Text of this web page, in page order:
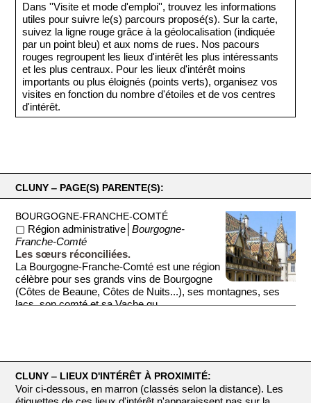
Dans ''Visite et mode d'emploi'', trouvez les informations
utiles pour suivre le(s) parcours proposé(s). Sur la carte,
suivez la ligne rouge grâce à la géolocalisation (indiquée
par un point bleu) et aux noms de rues. Nos pacours
rouges regroupent les lieux d'intérêt les plus intéressants
et les plus centraux. Pour les lieux d'intérêt moins
importants ou plus éloignés (points verts), organisez vos
visites en fonction du nombre d'étoiles et de vos centres
d'intérêt.
CLUNY ‒ PAGE(S) PARENTE(S):
BOURGOGNE-FRANCHE-COMTÉ
▢ Région administrative│Bourgogne-
Franche-Comté
Les sœurs réconciliées.
La Bourgogne-Franche-Comté est une région
célèbre pour ses grands vins de Bourgogne
(Côtes de Beaune, Côtes de Nuits...), ses montagnes, ses
lacs, son comté et sa Vache qu...
CLUNY ‒ LIEUX D'INTÉRÊT À PROXIMITÉ:
Voir ci-dessous, en marron (classés selon la distance). Les